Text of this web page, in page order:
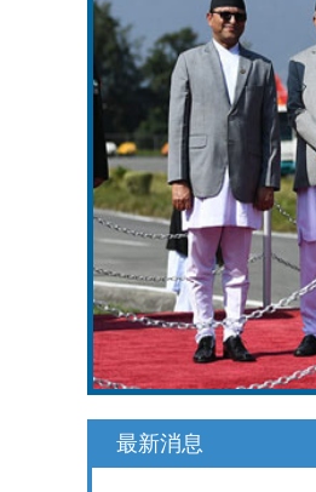
最新消息